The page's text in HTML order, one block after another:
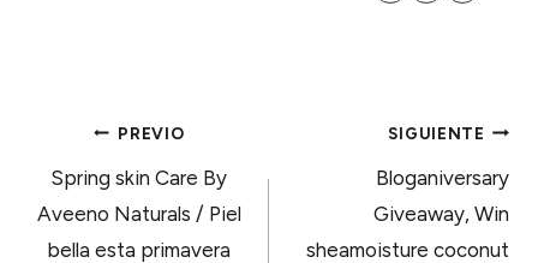
NAVEGACIÓN
DE
PREVIO
Spring skin Care By
Aveeno Naturals / Piel
bella esta primavera
SIGUIENTE
Bloganiversary
Giveaway, Win
sheamoisture coconut